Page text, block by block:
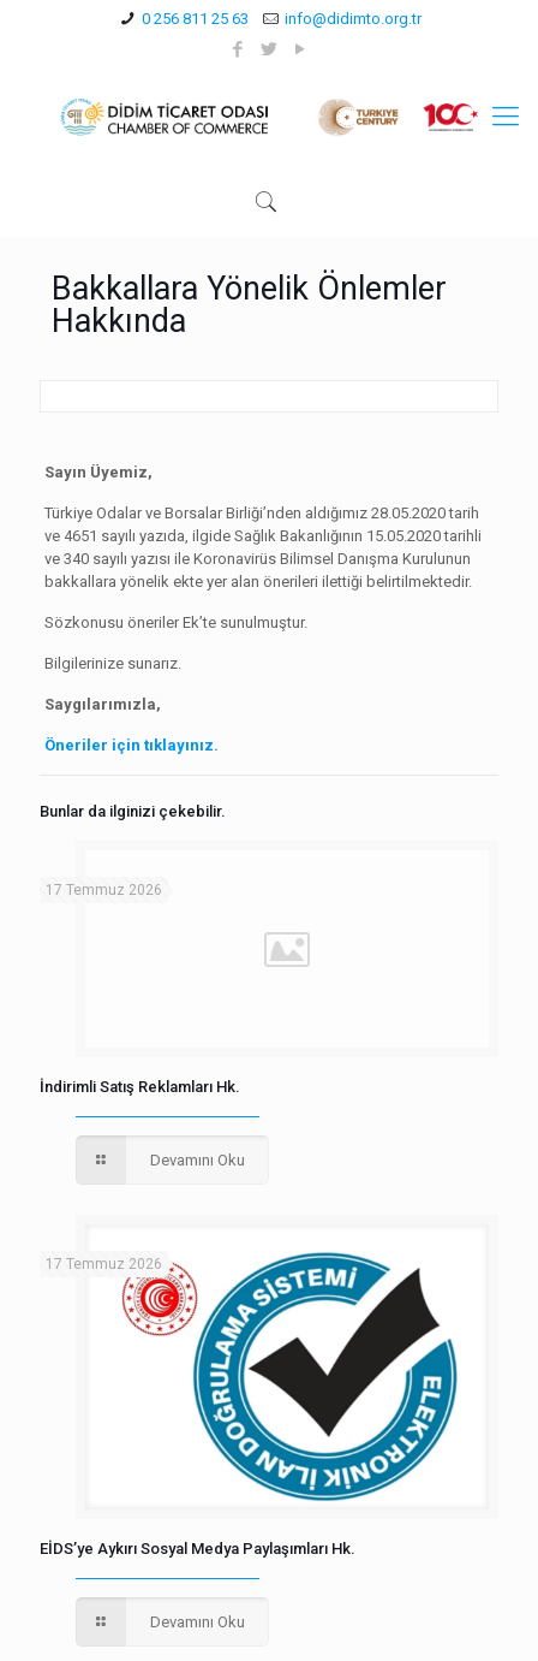
0 256 811 25 63 info@didimto.org.tr
Bakkallara Yönelik Önlemler
Hakkında
Sayın Üyemiz,
Türkiye Odalar ve Borsalar Birliği’nden aldığımız 28.05.2020 tarih
ve 4651 sayılı yazıda, ilgide Sağlık Bakanlığının 15.05.2020 tarihli
ve 340 sayılı yazısı ile Koronavirüs Bilimsel Danışma Kurulunun
bakkallara yönelik ekte yer alan önerileri ilettiği belirtilmektedir.
Sözkonusu öneriler Ek’te sunulmuştur.
Bilgilerinize sunarız.
Saygılarımızla,
Öneriler için tıklayınız.
Bunlar da ilginizi çekebilir.
17 Temmuz 2026
İndirimli Satış Reklamları Hk.
Devamını Oku
17 Temmuz 2026
EİDS’ye Aykırı Sosyal Medya Paylaşımları Hk.
Devamını Oku